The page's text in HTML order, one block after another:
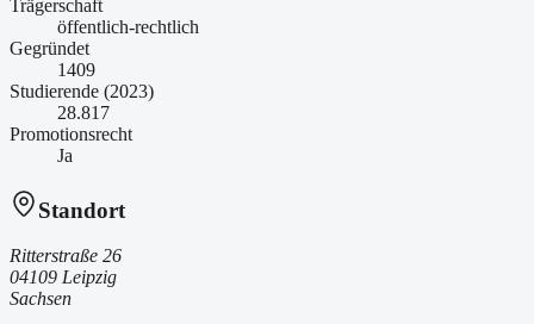
Trägerschaft
öffentlich-rechtlich
Gegründet
1409
Studierende (2023)
28.817
Promotionsrecht
Ja
Standort
Ritterstraße 26
04109 Leipzig
Sachsen